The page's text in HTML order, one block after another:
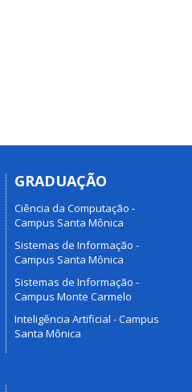
GRADUAÇÃO
Ciência da Computação -
Campus Santa Mônica
Sistemas de Informação -
Campus Santa Mônica
Sistemas de Informação -
Campus Monte Carmelo
Inteligência Artificial - Campus
Santa Mônica